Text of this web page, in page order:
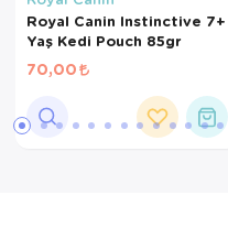
Royal Canin Instinctive 7+
Yaş Kedi Pouch 85gr
70,00